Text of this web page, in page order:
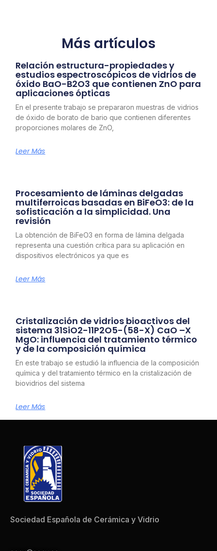
Más artículos
Relación estructura-propiedades y
estudios espectroscópicos de vidrios de
óxido BaO-B2O3 que contienen ZnO para
aplicaciones ópticas
En el presente trabajo se prepararon muestras de vidrios
de óxido de borato de bario que contienen diferentes
proporciones molares de ZnO,
Leer Más
Procesamiento de láminas delgadas
multiferroicas basadas en BiFeO3: de la
sofisticación a la simplicidad. Una
revisión
La obtención de BiFeO3 en forma de lámina delgada
representa una cuestión crítica para su aplicación en
dispositivos electrónicos ya que es
Leer Más
Cristalización de vidrios bioactivos del
sistema 31SiO2-11P2O5-(58-X) CaO –X
MgO: influencia del tratamiento térmico
y de la composición química
En este trabajo se estudió la influencia de la composición
química y del tratamiento térmico en la cristalización de
biovidrios del sistema
Leer Más
Sociedad Española de Cerámica y Vidrio